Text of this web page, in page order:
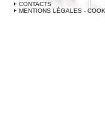
CONTACTS
MENTIONS LÉGALES -